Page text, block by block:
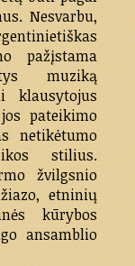
Nesvarbu,
pažįstama
muziką
klausytojus
pateikimo
netikėtumo
stilius.
žvilgsnio
etninių
kūrybos
ansamblio